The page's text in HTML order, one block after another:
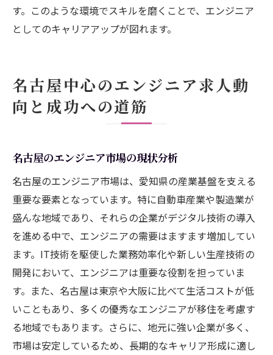
す。このような環境でスキルを磨くことで、エンジニア
としてのキャリアアップが図れます。
名古屋中心のエンジニア求人動
向と成功への道筋
名古屋のエンジニア市場の現状分析
名古屋のエンジニア市場は、愛知県の産業基盤を支える
重要な要素となっています。特に自動車産業や製造業が
盛んな地域であり、それらの企業がデジタル技術の導入
を進める中で、エンジニアの需要はますます増加してい
ます。IT技術を駆使した業務効率化や新しい生産技術の
開発において、エンジニアは重要な役割を担っていま
す。また、名古屋は東京や大阪に比べて生活コストが低
いこともあり、多くの優秀なエンジニアが移住を考慮す
る地域でもあります。さらに、地元に強い企業が多く、
市場は安定しているため、長期的なキャリア形成に適し